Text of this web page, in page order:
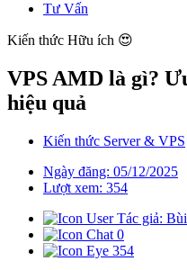
Tư Vấn
Kiến thức Hữu ích 😍
VPS AMD là gì?
hiệu quả
Kiến thức Server & VPS
Ngày đăng: 05/12/2025
Lượt xem: 354
Tác giả:
0
354